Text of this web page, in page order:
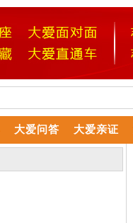
大爱问答 大爱亲证